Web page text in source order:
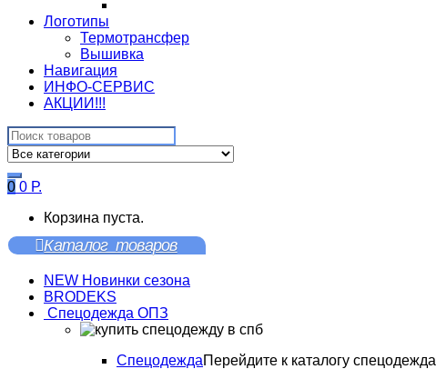
Логотипы
Термотрансфер
Вышивка
Навигация
ИНФО-СЕРВИС
АКЦИИ!!!
Search
for:
0 0 Р.
Корзина пуста.
Каталог товаров
NEW Новинки сезона
BRODEKS
Спецодежда ОПЗ
СпецодеждаПерейдите к каталогу спецодежда